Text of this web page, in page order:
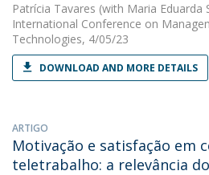
Patrícia Tavares (with Maria Eduarda
International Conference on
Technologies, 4/05/23
DOWNLOAD AND MORE DETAILS
ARTIGO
Motivação e satisfação em
teletrabalho: a relevância